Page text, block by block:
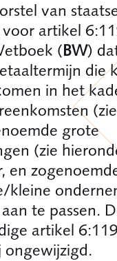
van
voor artikel
(BW)
die
in het
grote
(zie
en
kleine
aan te passen.
artikel